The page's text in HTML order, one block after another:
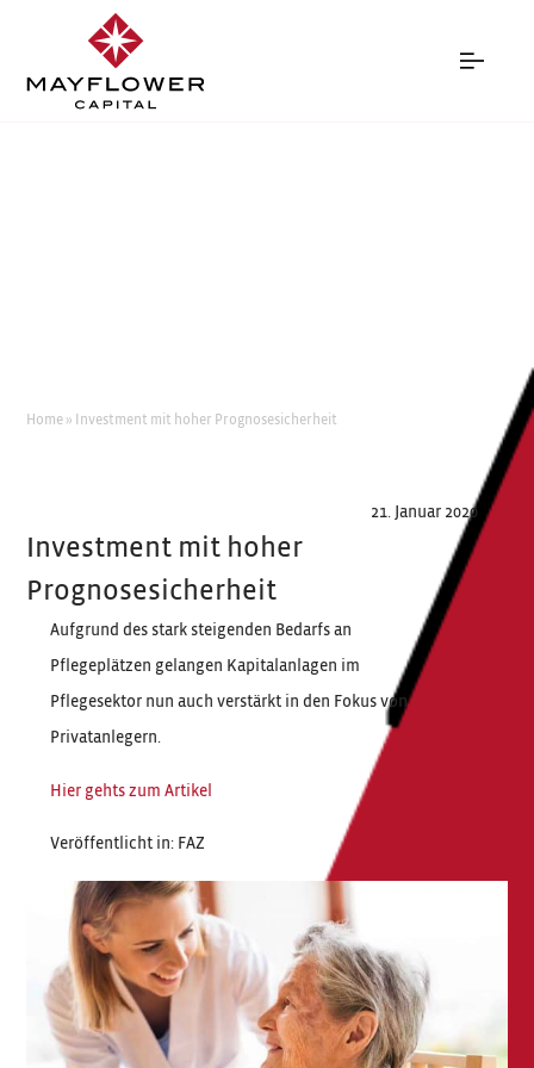
Home » Investment mit hoher Prognosesicherheit
21. Januar 2020
Investment mit hoher
Prognosesicherheit
Aufgrund des stark steigenden Bedarfs an
Pflegeplätzen gelangen Kapitalanlagen im
Pflegesektor nun auch verstärkt in den Fokus von
Privatanlegern.
Hier gehts zum Artikel
Veröffentlicht in: FAZ